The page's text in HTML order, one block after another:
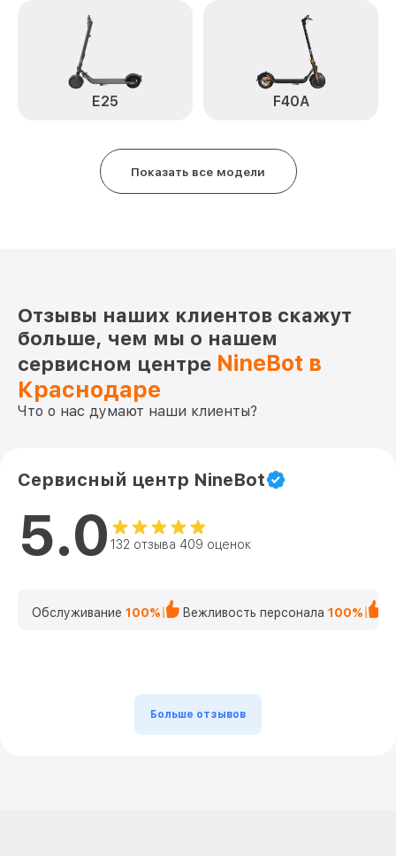
E25 F40A
Показать все модели
Отзывы наших клиентов скажут
больше, чем мы о нашем
сервисном центре NineBot в
Краснодаре
Что о нас думают наши клиенты?
Сервисный центр NineBot
5.0 132 отзыва 409 оценок
Обслуживание 100% Вежливость персонала 100%
Больше отзывов